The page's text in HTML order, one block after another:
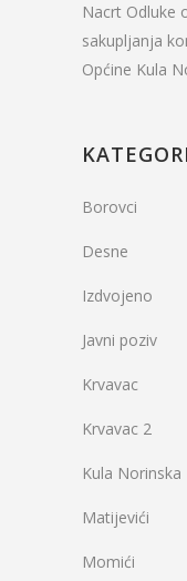
Nacrt Odluke
sakupljanja
Općine Kula
Borovci
Desne
Izdvojeno
Javni poziv
Krvavac
Krvavac 2
Kula Norinska
Matijevići
Momići